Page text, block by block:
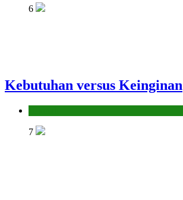
6
Kebutuhan versus Keinginan
7